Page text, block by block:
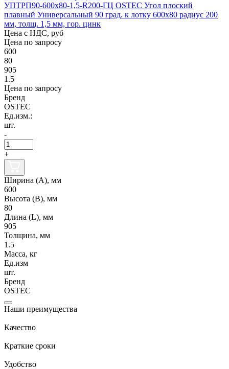
УПТРП90-600х80-1,5-R200-ГЦ OSTEC Угол плоский
плавный Универсальный 90 град. к лотку 600х80 радиус 200
мм, толщ. 1,5 мм, гор. цинк
Цена с НДС, руб
Цена по запросу
600
80
905
1.5
Цена по запросу
Бренд
OSTEC
Ед.изм.:
шт.
-
+
Ширина (А), мм
600
Высота (В), мм
80
Длина (L), мм
905
Толщина, мм
1.5
Масса, кг
Ед.изм
шт.
Бренд
OSTEC
Наши преимущества
Качество
Краткие сроки
Удобство